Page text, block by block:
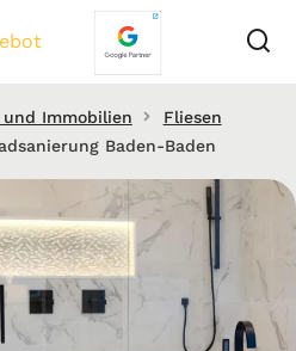
Immobilien
Fliesen
Baden-Baden